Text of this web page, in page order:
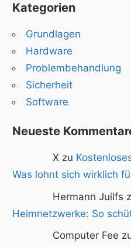
Kategorien
Grundlagen
Hardware
Problembehandlung
Sicherheit
Software
Neueste
X zu
Was lohnt sich wirklich
Hermann Juilfs
Heimnetzwerke: So
Computer Fee